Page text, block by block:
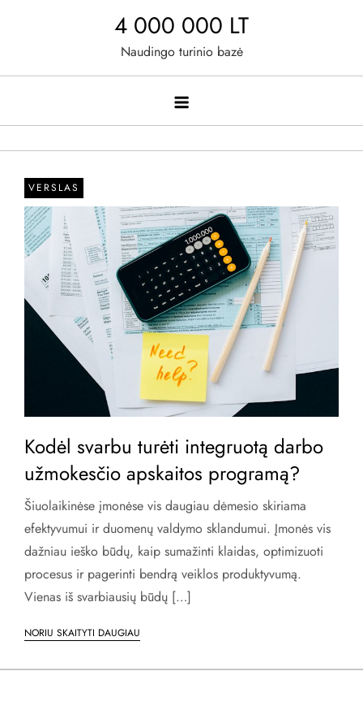
4 000 000 LT
Naudingo turinio bazė
VERSLAS
Kodėl svarbu turėti integruotą darbo
užmokesčio apskaitos programą?
Šiuolaikinėse įmonėse vis daugiau dėmesio skiriama
efektyvumui ir duomenų valdymo sklandumui. Įmonės vis
dažniau ieško būdų, kaip sumažinti klaidas, optimizuoti
procesus ir pagerinti bendrą veiklos produktyvumą.
Vienas iš svarbiausių būdų […]
NORIU SKAITYTI DAUGIAU